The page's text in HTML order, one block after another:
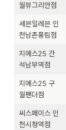
월뷰그리안점
세븐일레븐 인
천남촌풍림점
지에스25 간
석남부역점
지에스25 구
월팬더점
씨스페이스 인
천시청역점